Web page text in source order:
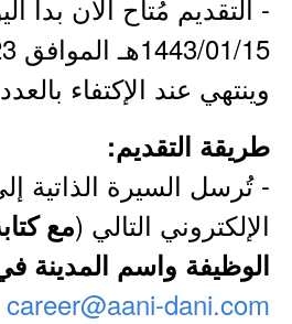
- التقديم مُتاح الآن بدأ
وينتهي عند الإكتفاء
طريقة التقديم:
- تُرسل السيرة الذاتية
الإلكتروني التالي (مع
الوظيفة واسم المدينة
career@aani-dani.com